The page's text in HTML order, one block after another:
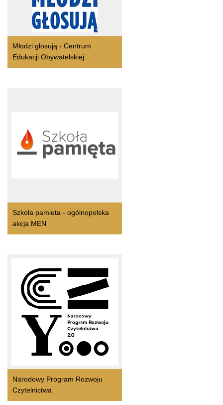
Młodzi głosują - Centrum
Edukacji Obywatelskiej
Szkoła pamieta - ogólnopolska
akcja MEN
Narodowy Program Rozwoju
Czytelnictwa